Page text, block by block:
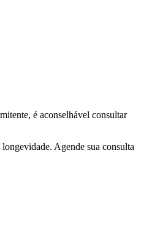
é aconselhável consultar
Agende sua consulta